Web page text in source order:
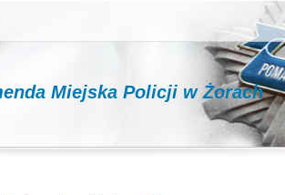
Miejska Policji w Żorach